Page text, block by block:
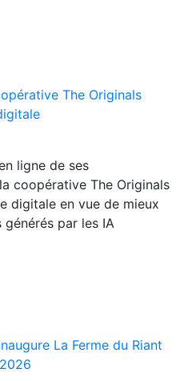
The Originals
ligne de ses
coopérative The Originals
digitale en vue de mieux
par les IA
La Ferme du Riant